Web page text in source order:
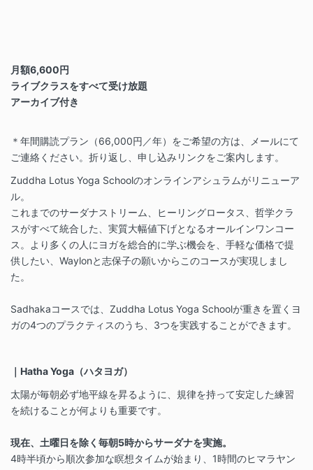
月額6,600円
ライブクラスをすべて受け放題
アーカイブ付き
＊年間購読プラン（66,000円／年）をご希望の方は、メールにて
ご連絡ください。折り返し、申し込みリンクをご案内します。
Zuddha Lotus Yoga Schoolのオンラインアシュラムがリニューア
ル。
これまでのサーダナストリーム、ヒーリングロータス、哲学クラ
スがすべて統合した、実質大幅値下げとなるオールインワンコー
ス。より多くの人にヨガを総合的に学ぶ機会を、手軽な価格で提
供したい、Waylonと志保子の願いからこのコースが実現しまし
た。
Sadhakaコースでは、Zuddha Lotus Yoga Schoolが重きを置くヨ
ガの4つのプラクティスのうち、3つを実践することができます。
｜Hatha Yoga（ハタヨガ）
太陽が毎朝必ず地平線を昇るように、規律を持って安定した練習
を続けることが何よりも重要です。
現在、土曜日を除く毎朝5時からサーダナを実施。
4時半頃から順次参加な瞑想タイムが始まり、1時間のヒマラヤン